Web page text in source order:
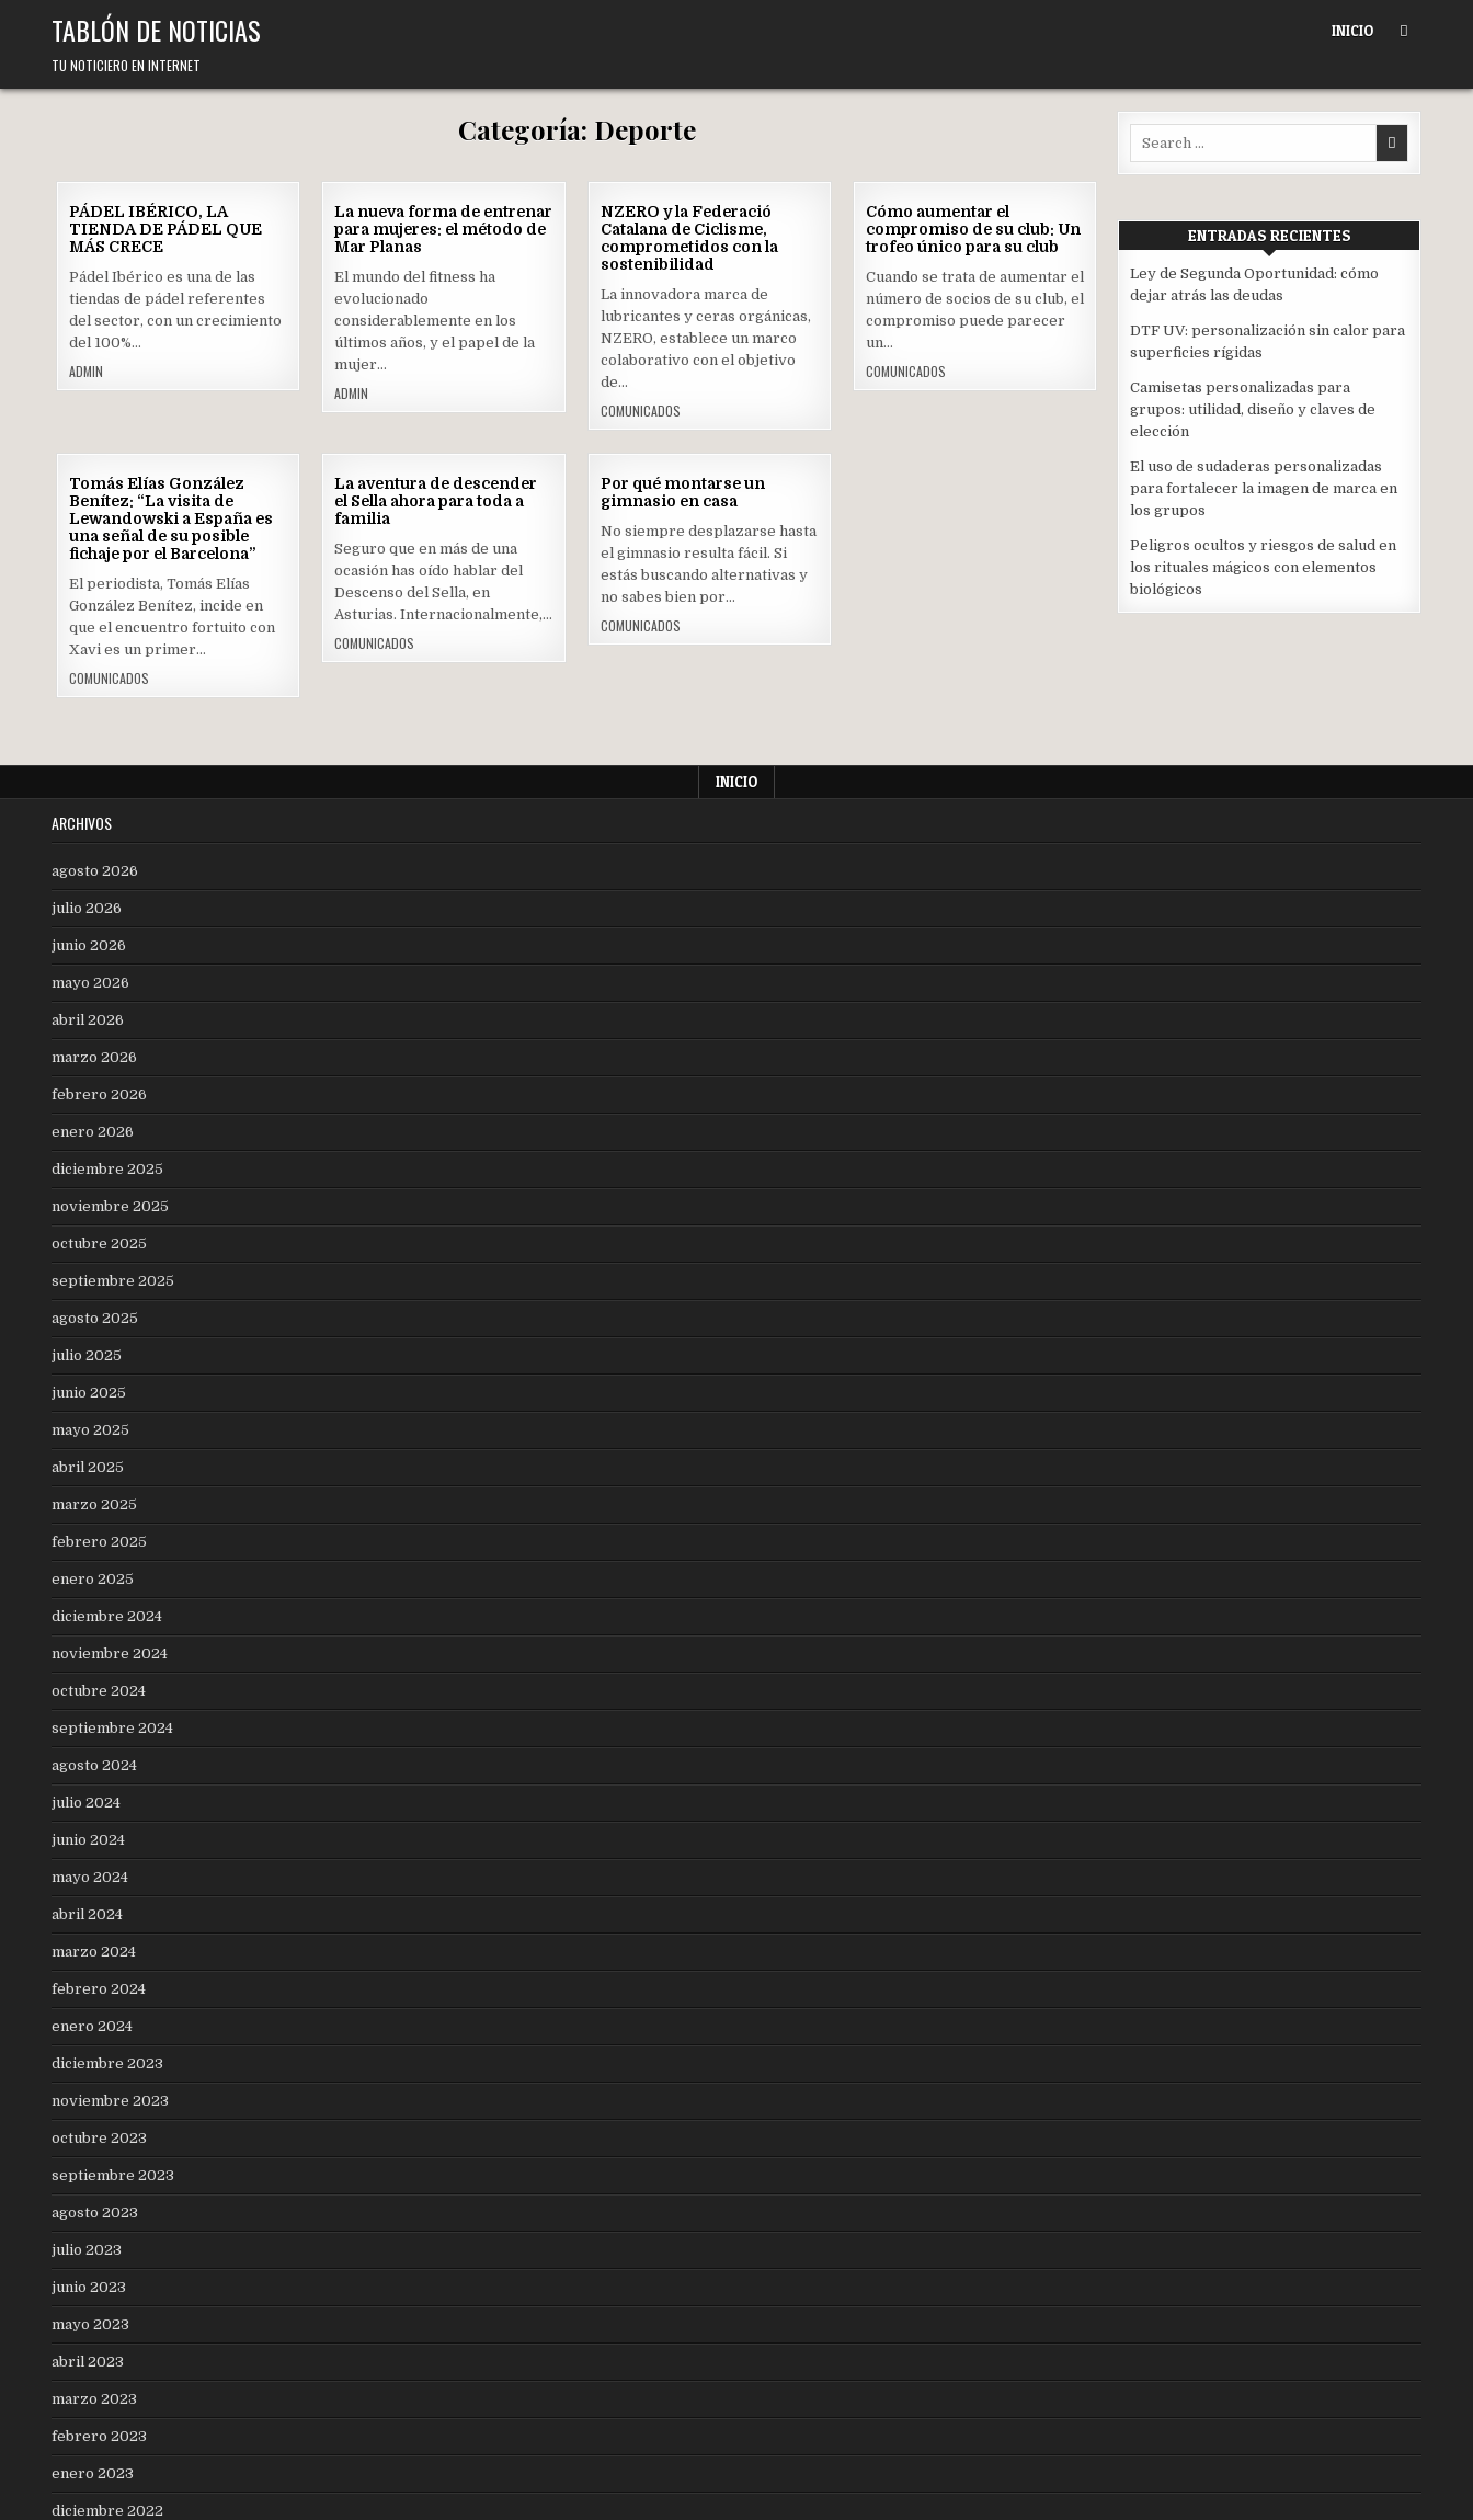
TABLÓN DE NOTICIAS
TU NOTICIERO EN INTERNET
INICIO
Categoría: Deporte
ENE
2024
in
PÁDEL IBÉRICO, LA
TIENDA DE PÁDEL QUE
MÁS CRECE
Pádel Ibérico es una de las
tiendas de pádel referentes
del sector, con un crecimiento
del 100%…
ADMIN
17
ABR
2023
in
La nueva forma de entrenar
para mujeres: el método de
Mar Planas
El mundo del fitness ha
evolucionado
considerablemente en los
últimos años, y el papel de la
mujer…
ADMIN
Posted
NZERO y la Federació
Catalana de Ciclisme,
comprometidos con la
sostenibilidad
La innovadora marca de
lubricantes y ceras orgánicas,
NZERO, establece un marco
colaborativo con el objetivo
de…
COMUNICADOS
SEP
2022
in
Cómo aumentar el
compromiso de su club: Un
trofeo único para su club
Cuando se trata de aumentar el
número de socios de su club, el
compromiso puede parecer
un…
COMUNICADOS
Posted
in
Tomás Elías González
Benítez: “La visita de
Lewandowski a España es
una señal de su posible
fichaje por el Barcelona”
El periodista, Tomás Elías
González Benítez, incide en
que el encuentro fortuito con
Xavi es un primer…
COMUNICADOS
13
JUN
2022
in
La aventura de descender
el Sella ahora para toda a
familia
Seguro que en más de una
ocasión has oído hablar del
Descenso del Sella, en
Asturias. Internacionalmente,…
COMUNICADOS
Posted
in
Por qué montarse un
gimnasio en casa
No siempre desplazarse hasta
el gimnasio resulta fácil. Si
estás buscando alternativas y
no sabes bien por…
COMUNICADOS
ENTRADAS RECIENTES
Ley de Segunda Oportunidad: cómo
dejar atrás las deudas
DTF UV: personalización sin calor para
superficies rígidas
Camisetas personalizadas para
grupos: utilidad, diseño y claves de
elección
El uso de sudaderas personalizadas
para fortalecer la imagen de marca en
los grupos
Peligros ocultos y riesgos de salud en
los rituales mágicos con elementos
biológicos
INICIO
ARCHIVOS
agosto 2026
julio 2026
junio 2026
mayo 2026
abril 2026
marzo 2026
febrero 2026
enero 2026
diciembre 2025
noviembre 2025
octubre 2025
septiembre 2025
agosto 2025
julio 2025
junio 2025
mayo 2025
abril 2025
marzo 2025
febrero 2025
enero 2025
diciembre 2024
noviembre 2024
octubre 2024
septiembre 2024
agosto 2024
julio 2024
junio 2024
mayo 2024
abril 2024
marzo 2024
febrero 2024
enero 2024
diciembre 2023
noviembre 2023
octubre 2023
septiembre 2023
agosto 2023
julio 2023
junio 2023
mayo 2023
abril 2023
marzo 2023
febrero 2023
enero 2023
diciembre 2022